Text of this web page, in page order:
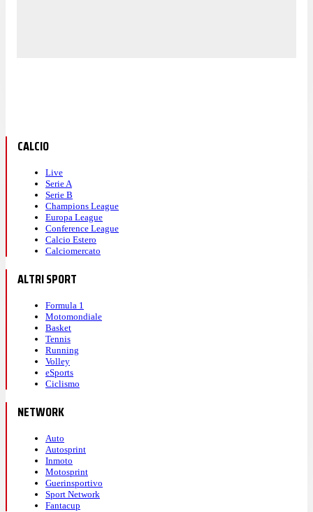
CALCIO
Live
Serie A
Serie B
Champions League
Europa League
Conference League
Calcio Estero
Calciomercato
ALTRI SPORT
Formula 1
Motomondiale
Basket
Tennis
Running
Volley
eSports
Ciclismo
NETWORK
Auto
Autosprint
Inmoto
Motosprint
Guerinsportivo
Sport Network
Fantacup